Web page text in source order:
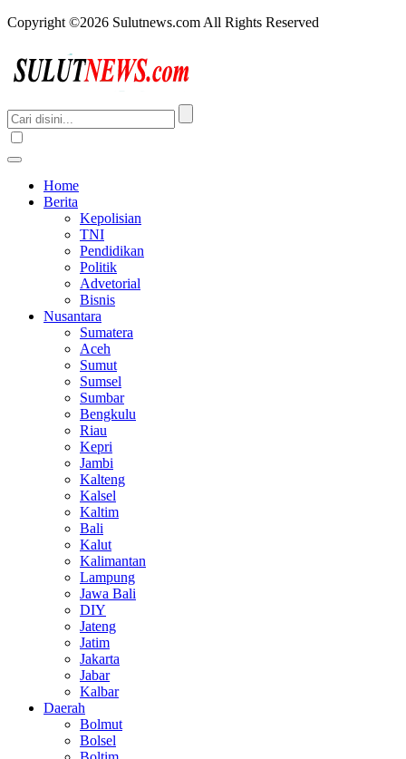
Copyright ©2026 Sulutnews.com All Rights Reserved
Home
Berita
Kepolisian
TNI
Pendidikan
Politik
Advetorial
Bisnis
Nusantara
Sumatera
Aceh
Sumut
Sumsel
Sumbar
Bengkulu
Riau
Kepri
Jambi
Kalteng
Kalsel
Kaltim
Bali
Kalut
Kalimantan
Lampung
Jawa Bali
DIY
Jateng
Jatim
Jakarta
Jabar
Kalbar
Daerah
Bolmut
Bolsel